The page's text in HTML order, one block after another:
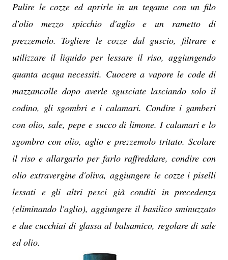
Pulire le cozze ed aprirle in un tegame con un filo
d'olio mezzo spicchio d'aglio e un rametto di
prezzemolo. Togliere le cozze dal guscio, filtrare e
utilizzare il liquido per lessare il riso, aggiungendo
quanta acqua necessiti. Cuocere a vapore le code di
mazzancolle dopo averle sgusciate lasciando solo il
codino, gli sgombri e i calamari. Condire i gamberi
con olio, sale, pepe e succo di limone. I calamari e lo
sgombro con olio, aglio e prezzemolo tritato. Scolare
il riso e allargarlo per farlo raffreddare, condire con
olio extravergine d'oliva, aggiungere le cozze i piselli
lessati e gli altri pesci già conditi in precedenza
(eliminando l'aglio), aggiungere il basilico sminuzzato
e due cucchiai di glassa al balsamico, regolare di sale
ed olio.